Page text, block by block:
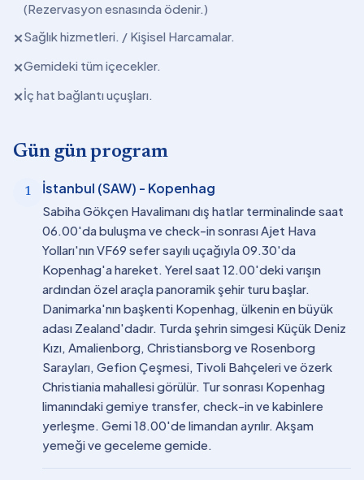
(Rezervasyon esnasında ödenir.)
✕Sağlık hizmetleri. / Kişisel Harcamalar.
✕Gemideki tüm içecekler.
✕İç hat bağlantı uçuşları.
Gün gün program
1 İstanbul (SAW) - Kopenhag
Sabiha Gökçen Havalimanı dış hatlar terminalinde saat
06.00'da buluşma ve check-in sonrası Ajet Hava
Yolları'nın VF69 sefer sayılı uçağıyla 09.30'da
Kopenhag'a hareket. Yerel saat 12.00'deki varışın
ardından özel araçla panoramik şehir turu başlar.
Danimarka'nın başkenti Kopenhag, ülkenin en büyük
adası Zealand'dadır. Turda şehrin simgesi Küçük Deniz
Kızı, Amalienborg, Christiansborg ve Rosenborg
Sarayları, Gefion Çeşmesi, Tivoli Bahçeleri ve özerk
Christiania mahallesi görülür. Tur sonrası Kopenhag
limanındaki gemiye transfer, check-in ve kabinlere
yerleşme. Gemi 18.00'de limandan ayrılır. Akşam
yemeği ve geceleme gemide.